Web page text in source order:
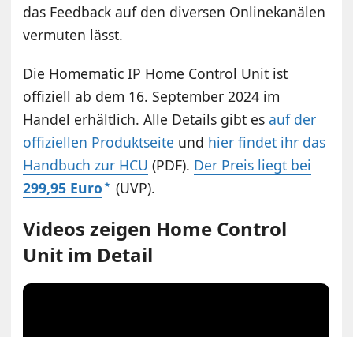
das Feedback auf den diversen Onlinekanälen
vermuten lässt.
Die Homematic IP Home Control Unit ist
offiziell ab dem 16. September 2024 im
Handel erhältlich. Alle Details gibt esauf der
offiziellen Produktseite und hier findet ihr das
Handbuch zur HCU (PDF). Der Preis liegt bei
299,95 Euro
(UVP).
Videos zeigen Home Control
Unit im Detail